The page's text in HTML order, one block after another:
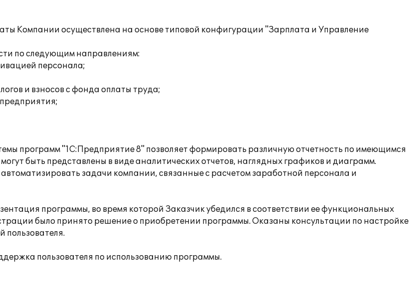
Компании осуществлена на основе типовой конфигурации "Зарплата и Управление
по следующим направлениям:
персонала;
и взносов с фонда оплаты труда;
программ "1С:Предприятие 8" позволяет формировать различную отчетность по имеющимся
быть представлены в виде аналитических отчетов, наглядных графиков и диаграмм.
задачи компании, связанные с расчетом заработной персонала и
программы, во время которой Заказчик убедился в соответствии ее функциональных
было принято решение о приобретении программы. Оказаны консультации по настройке
пользователя.
пользователя по использованию программы.